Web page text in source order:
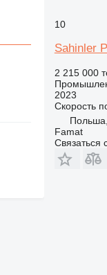
10
Sahinler
2 215 000
2023
Скорость
Famat
Связаться